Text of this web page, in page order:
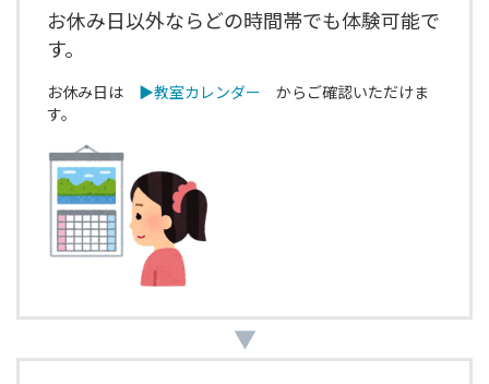
お休み日以外ならどの時間帯でも体験可能で
す。
お休み日は ▶︎教室カレンダー からご確認いただけま
す。
▼